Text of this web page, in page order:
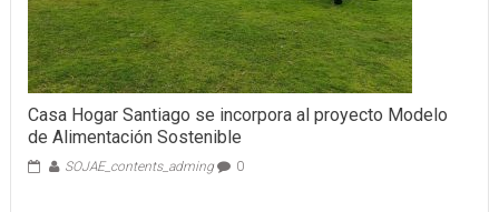
Casa Hogar Santiago se incorpora al proyecto Modelo
de Alimentación Sostenible
SOJAE_contents_adming 0